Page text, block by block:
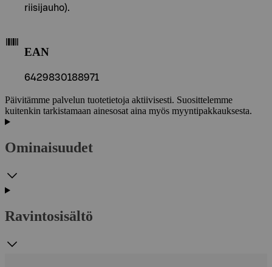
riisijauho).
EAN
6429830188971
Päivitämme palvelun tuotetietoja aktiivisesti. Suosittelemme
kuitenkin tarkistamaan ainesosat aina myös myyntipakkauksesta.
Ominaisuudet
Ravintosisältö